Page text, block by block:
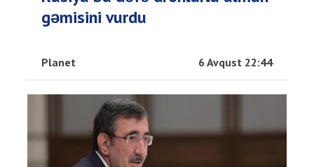
gəmisini vurdu
Planet 6 Avqust 22:44